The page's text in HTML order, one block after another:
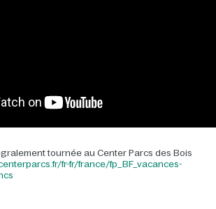
tournée au Center Parcs des Bois
fr-fr/france/fp_BF_vacances-